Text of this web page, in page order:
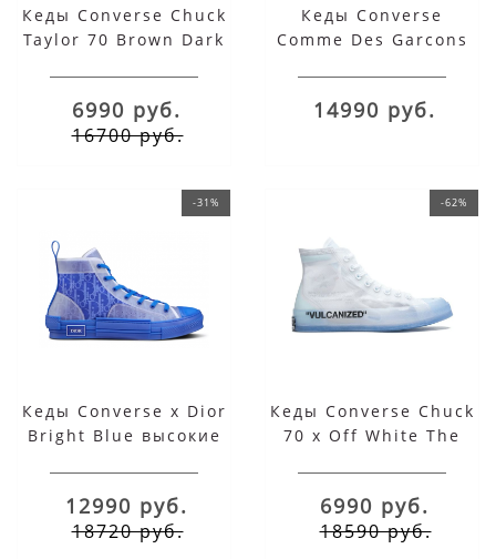
Кеды Converse Chuck
Taylor 70 Brown Dark
6990 руб.
16700 руб.
Кеды Converse
Comme Des Garcons
14990 руб.
-31%
Кеды Converse x Dior
Bright Blue высокие
12990 руб.
18720 руб.
-62%
Кеды Converse Chuck
70 x Off White The
6990 руб.
18590 руб.